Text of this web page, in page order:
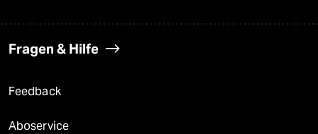
Fragen & Hilfe
Feedback
Aboservice